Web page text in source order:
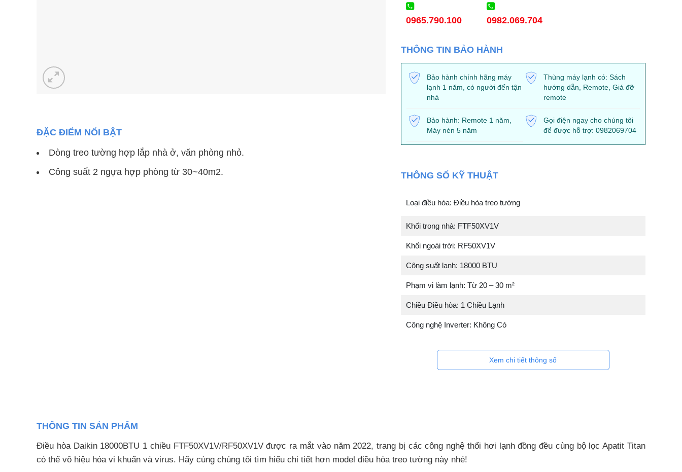
ĐẶC ĐIỂM NỔI BẬT
Dòng treo tường hợp lắp nhà ở, văn phòng nhỏ.
Công suất 2 ngựa hợp phòng từ 30~40m2.
0965.790.100 0982.069.704
THÔNG TIN BẢO HÀNH
Bảo hành chính hãng máy
lạnh 1 năm, có người đến tận
nhà
Thùng máy lạnh có: Sách
hướng dẫn, Remote, Giá đỡ
remote
Bảo hành: Remote 1 năm,
Máy nén 5 năm
Gọi điện ngay cho chúng tôi
để được hỗ trợ: 0982069704
THÔNG SỐ KỸ THUẬT
Loại điều hòa: Điều hòa treo tường
Khối trong nhà: FTF50XV1V
Khối ngoài trời: RF50XV1V
Công suất lạnh: 18000 BTU
Phạm vi làm lạnh: Từ 20 – 30 m²
Chiều Điều hòa: 1 Chiều Lạnh
Công nghệ Inverter: Không Có
Xem chi tiết thông số
THÔNG TIN SẢN PHẨM
Điều hòa Daikin 18000BTU 1 chiều FTF50XV1V/RF50XV1V được ra mắt vào năm 2022, trang bị các công nghệ thổi hơi lạnh đồng đều cùng bộ lọc Apatit Titan
có thể vô hiệu hóa vi khuẩn và virus. Hãy cùng chúng tôi tìm hiểu chi tiết hơn model điều hòa treo tường này nhé!